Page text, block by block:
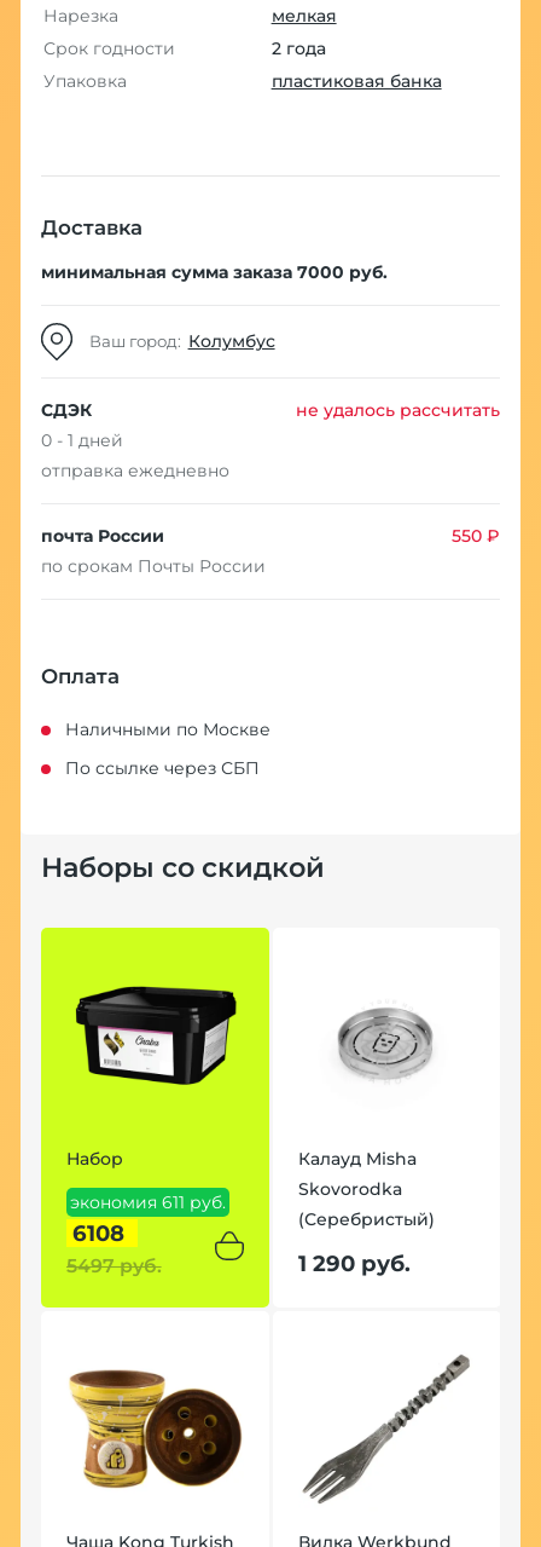
Нарезка
мелкая
Срок годности
2 года
Упаковка
пластиковая банка
Доставка
минимальная сумма заказа 7000 руб.
Ваш город: Колумбус
СДЭК
не удалось рассчитать
0 - 1 дней
отправка ежедневно
почта России
550 ₽
по срокам Почты России
Оплата
Наличными по Москве
По ссылке через СБП
Наборы со скидкой
Набор
экономия 611 руб.
6108
5497 руб.
Калауд Misha
Skovorodka
(Серебристый)
1 290 руб.
Чаша Kong Turkish Вилка Werkbund